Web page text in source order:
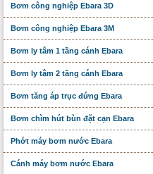
Bơm công nghiệp Ebara 3D
Bơm công nghiệp Ebara 3M
Bơm ly tâm 1 tầng cánh Ebara
Bơm ly tâm 2 tầng cánh Ebara
Bơm tăng áp trục đứng Ebara
Bơm chìm hút bùn đặt cạn Ebara
Phớt máy bơm nước Ebara
Cánh máy bơm nước Ebara